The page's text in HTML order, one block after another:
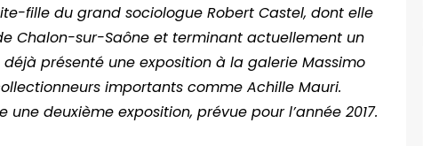
fille du grand sociologue Robert Castel, dont elle
Chalon-sur-Saône et terminant actuellement un
présenté une exposition à la galerie Massimo
importants comme Achille Mauri.
deuxième exposition, prévue pour l’année 2017.